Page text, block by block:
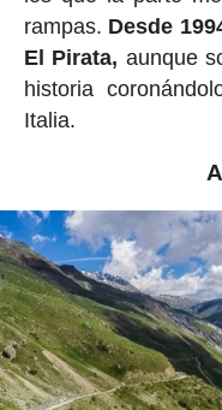
rampas. Desde
El Pirata, aunque
historia
Italia.